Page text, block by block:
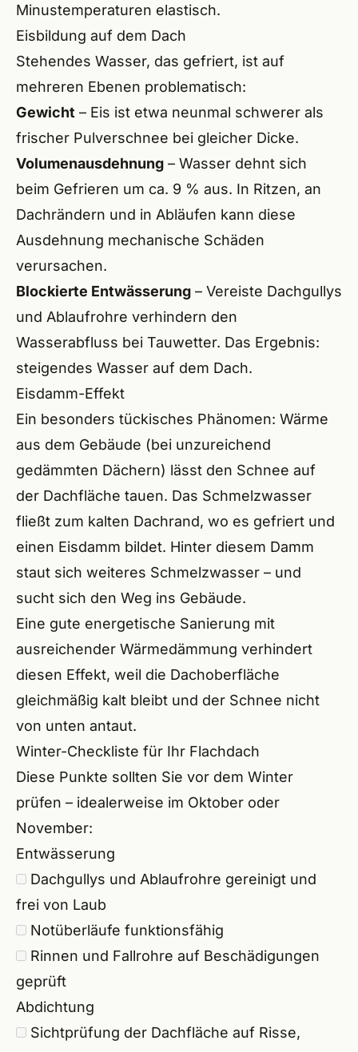
Minustemperaturen elastisch.
Eisbildung auf dem Dach
Stehendes Wasser, das gefriert, ist auf
mehreren Ebenen problematisch:
Gewicht – Eis ist etwa neunmal schwerer als
frischer Pulverschnee bei gleicher Dicke.
Volumenausdehnung – Wasser dehnt sich
beim Gefrieren um ca. 9 % aus. In Ritzen, an
Dachrändern und in Abläufen kann diese
Ausdehnung mechanische Schäden
verursachen.
Blockierte Entwässerung – Vereiste Dachgullys
und Ablaufrohre verhindern den
Wasserabfluss bei Tauwetter. Das Ergebnis:
steigendes Wasser auf dem Dach.
Eisdamm-Effekt
Ein besonders tückisches Phänomen: Wärme
aus dem Gebäude (bei unzureichend
gedämmten Dächern) lässt den Schnee auf
der Dachfläche tauen. Das Schmelzwasser
fließt zum kalten Dachrand, wo es gefriert und
einen Eisdamm bildet. Hinter diesem Damm
staut sich weiteres Schmelzwasser – und
sucht sich den Weg ins Gebäude.
Eine gute energetische Sanierung mit
ausreichender Wärmedämmung verhindert
diesen Effekt, weil die Dachoberfläche
gleichmäßig kalt bleibt und der Schnee nicht
von unten antaut.
Winter-Checkliste für Ihr Flachdach
Diese Punkte sollten Sie vor dem Winter
prüfen – idealerweise im Oktober oder
November:
Entwässerung
Dachgullys und Ablaufrohre gereinigt und
frei von Laub
Notüberläufe funktionsfähig
Rinnen und Fallrohre auf Beschädigungen
geprüft
Abdichtung
Sichtprüfung der Dachfläche auf Risse,